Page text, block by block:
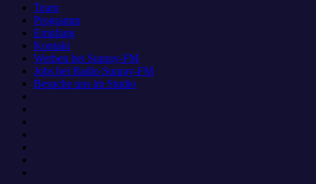
Team
Programm
Empfang
Kontakt
Werben bei Sunray-FM
Jobs bei Radio Sunray-FM
Besuche uns im Studio